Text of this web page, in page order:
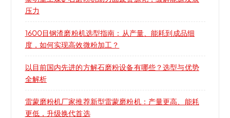
压力
1600目钢渣磨粉机选型指南：从产量、能耗到成品细
度，如何实现高效微粉加工？
以目前国内先进的方解石磨粉设备有哪些？选型与优势
全解析
雷蒙磨粉机厂家推荐新型雷蒙磨粉机：产量更高、能耗
更低，升级换代首选